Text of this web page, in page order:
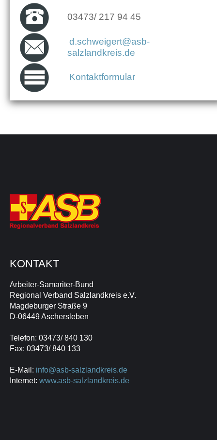
03473/ 217 94 45
d.schweigert@asb-
salzlandkreis.de
Kontaktformular
KONTAKT
Arbeiter-Samariter-Bund
Regional Verband Salzlandkreis e.V.
Magdeburger Straße 9
D-06449 Aschersleben
Telefon: 03473/ 840 130
Fax: 03473/ 840 133
E-Mail: info@asb-salzlandkreis.de
Internet: www.asb-salzlandkreis.de